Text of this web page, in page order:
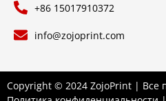
+86 15017910372
info@zojoprint.com
Copyright © 2024 ZojoPrint |